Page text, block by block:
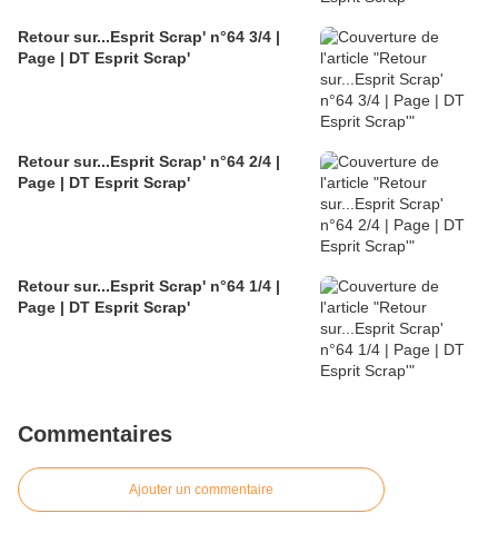
Retour sur...Esprit Scrap' n°64 3/4 |
Page | DT Esprit Scrap'
Retour sur...Esprit Scrap' n°64 2/4 |
Page | DT Esprit Scrap'
Retour sur...Esprit Scrap' n°64 1/4 |
Page | DT Esprit Scrap'
Commentaires
Ajouter un commentaire